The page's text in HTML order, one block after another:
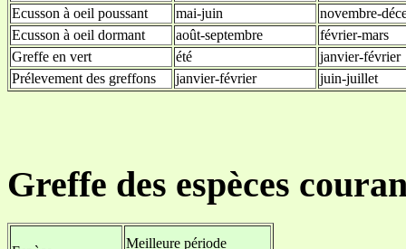
Ecusson à oeil poussant
mai-juin
novembre-
Ecusson à oeil dormant
août-septembre
février-mars
Greffe en vert
été
janvier-février
Prélevement des greffons
janvier-février juin-juillet
Greffe des espèces
Meilleure période